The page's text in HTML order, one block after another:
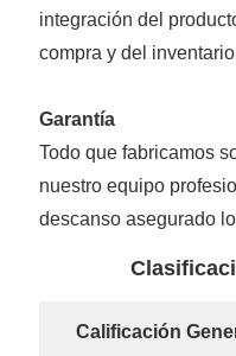
integración del
compra y del
Garantía
Todo que fabricamos
nuestro equipo
descanso asegurado
Calificación